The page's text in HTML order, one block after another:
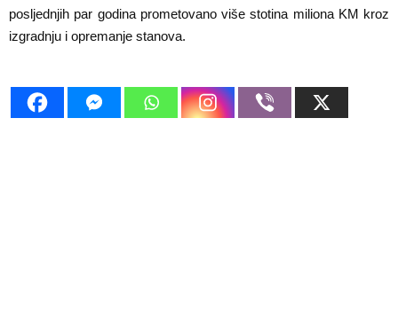
posljednjih par godina prometovano više stotina miliona KM kroz
izgradnju i opremanje stanova.